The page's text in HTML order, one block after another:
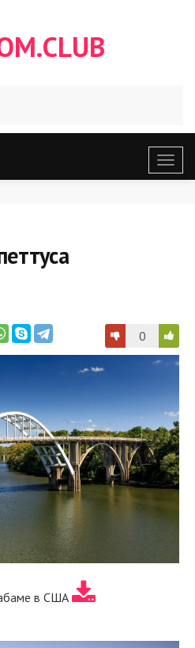
меню
0
в США